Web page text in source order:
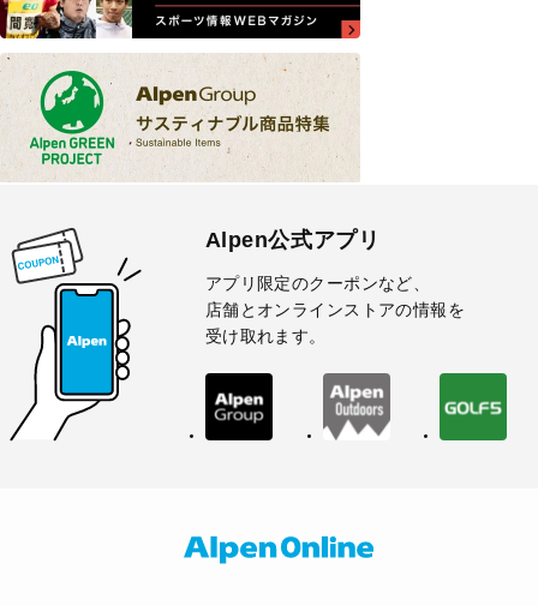
Alpen公式アプリ
アプリ限定のクーポンなど、
店舗とオンラインストアの情報を
受け取れます。